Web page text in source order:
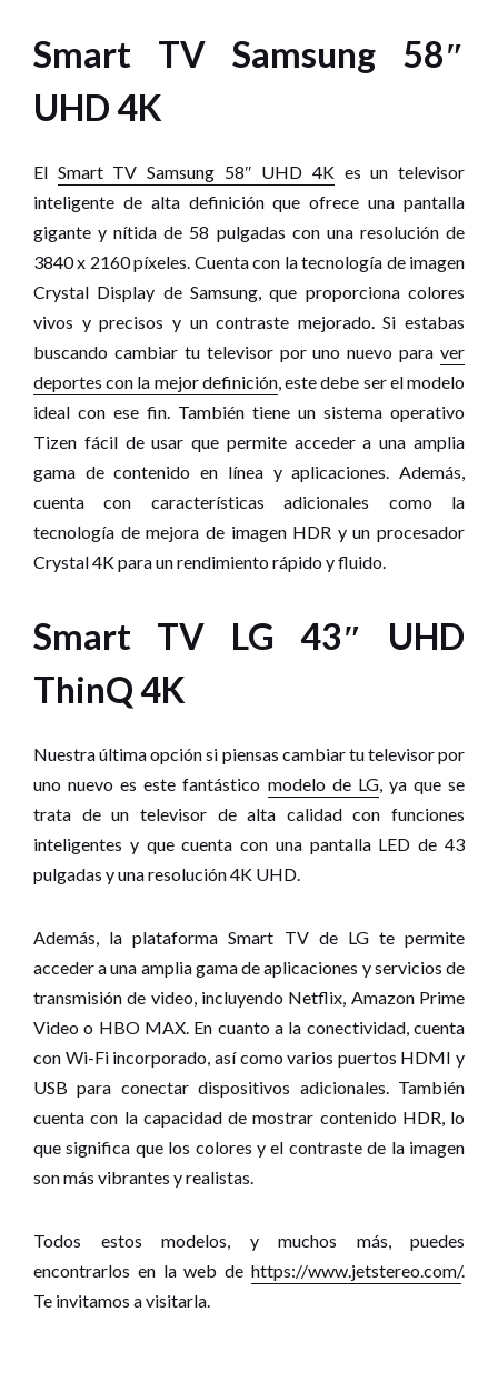
Smart TV Samsung 58″
UHD 4K
El Smart TV Samsung 58″ UHD 4K es un televisor
inteligente de alta definición que ofrece una pantalla
gigante y nítida de 58 pulgadas con una resolución de
3840 x 2160 píxeles. Cuenta con la tecnología de imagen
Crystal Display de Samsung, que proporciona colores
vivos y precisos y un contraste mejorado. Si estabas
buscando cambiar tu televisor por uno nuevo para ver
deportes con la mejor definición, este debe ser el modelo
ideal con ese fin. También tiene un sistema operativo
Tizen fácil de usar que permite acceder a una amplia
gama de contenido en línea y aplicaciones. Además,
cuenta con características adicionales como la
tecnología de mejora de imagen HDR y un procesador
Crystal 4K para un rendimiento rápido y fluido.
Smart TV LG 43″ UHD
ThinQ 4K
Nuestra última opción si piensas cambiar tu televisor por
uno nuevo es este fantástico modelo de LG, ya que se
trata de un televisor de alta calidad con funciones
inteligentes y que cuenta con una pantalla LED de 43
pulgadas y una resolución 4K UHD.
Además, la plataforma Smart TV de LG te permite
acceder a una amplia gama de aplicaciones y servicios de
transmisión de video, incluyendo Netflix, Amazon Prime
Video o HBO MAX. En cuanto a la conectividad, cuenta
con Wi-Fi incorporado, así como varios puertos HDMI y
USB para conectar dispositivos adicionales. También
cuenta con la capacidad de mostrar contenido HDR, lo
que significa que los colores y el contraste de la imagen
son más vibrantes y realistas.
Todos estos modelos, y muchos más, puedes
encontrarlos en la web de https://www.jetstereo.com/.
Te invitamos a visitarla.